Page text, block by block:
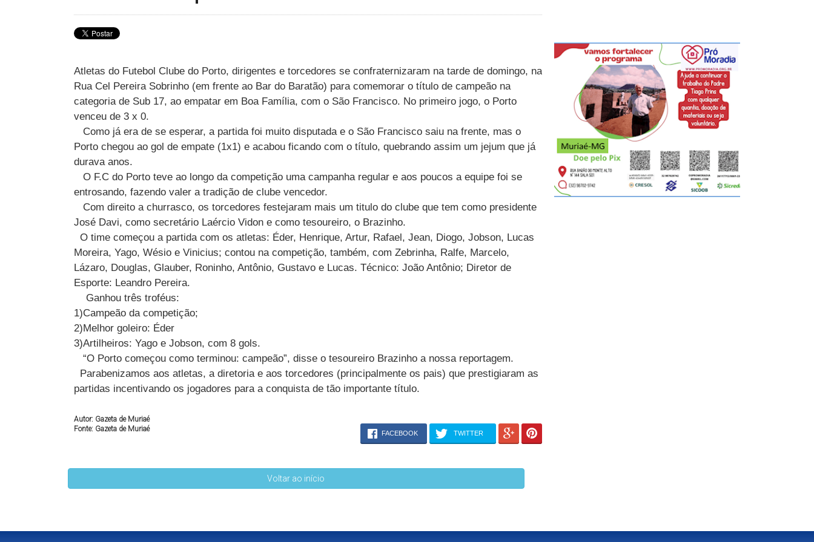
Atletas do Futebol Clube do Porto, dirigentes e torcedores se confraternizaram na tarde de domingo, na
Rua Cel Pereira Sobrinho (em frente ao Bar do Baratão) para comemorar o título de campeão na
categoria de Sub 17, ao empatar em Boa Família, com o São Francisco. No primeiro jogo, o Porto
venceu de 3 x 0.
Como já era de se esperar, a partida foi muito disputada e o São Francisco saiu na frente, mas o
Porto chegou ao gol de empate (1x1) e acabou ficando com o título, quebrando assim um jejum que já
durava anos.
O F.C do Porto teve ao longo da competição uma campanha regular e aos poucos a equipe foi se
entrosando, fazendo valer a tradição de clube vencedor.
Com direito a churrasco, os torcedores festejaram mais um titulo do clube que tem como presidente
José Davi, como secretário Laércio Vidon e como tesoureiro, o Brazinho.
O time começou a partida com os atletas: Éder, Henrique, Artur, Rafael, Jean, Diogo, Jobson, Lucas
Moreira, Yago, Wésio e Vinicius; contou na competição, também, com Zebrinha, Ralfe, Marcelo,
Lázaro, Douglas, Glauber, Roninho, Antônio, Gustavo e Lucas. Técnico: João Antônio; Diretor de
Esporte: Leandro Pereira.
Ganhou três troféus:
1)Campeão da competição;
2)Melhor goleiro: Éder
3)Artilheiros: Yago e Jobson, com 8 gols.
“O Porto começou como terminou: campeão”, disse o tesoureiro Brazinho a nossa reportagem.
Parabenizamos aos atletas, a diretoria e aos torcedores (principalmente os pais) que prestigiaram as
partidas incentivando os jogadores para a conquista de tão importante título.
Autor: Gazeta de Muriaé
Fonte: Gazeta de Muriaé
FACEBOOK TWITTER
Voltar ao início